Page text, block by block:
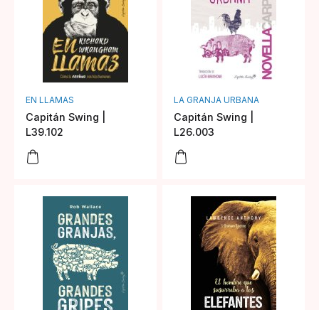
EN LLAMAS
Capitán Swing |
L39.102
LA GRANJA URBANA
Capitán Swing |
L26.003